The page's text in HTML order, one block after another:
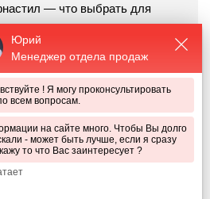
— что выбрать для
но создаёт
— пропускает свет и
участок. Сравниваем
устойчивости к
цене и монтажу — и
использовать
какой забор подойдёт
Юрий
Менеджер отдела продаж
! Я могу проконсультировать
всем вопросам.
на сайте много. Чтобы Вы долго
- может быть лучше, если я сразу
то что Вас заинтересует ?